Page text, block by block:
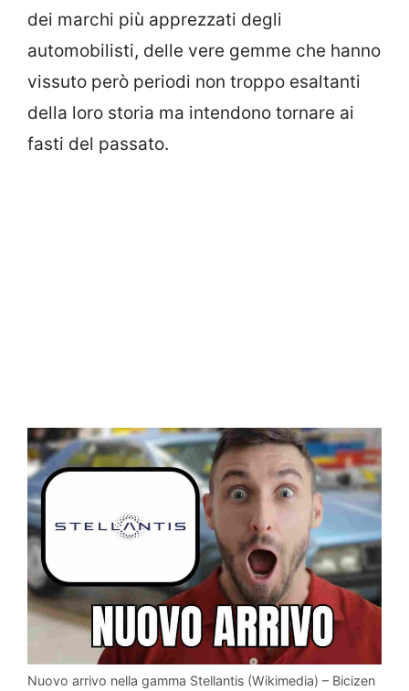
dei marchi più apprezzati degli
automobilisti, delle vere gemme che hanno
vissuto però periodi non troppo esaltanti
della loro storia ma intendono tornare ai
fasti del passato.
Nuovo arrivo nella gamma Stellantis (Wikimedia) – Bicizen